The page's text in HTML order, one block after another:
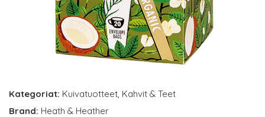
Kategoriat: Kuivatuotteet, Kahvit & Teet
Brand: Heath & Heather